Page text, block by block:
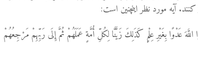
آیه مورد نظر اینچنین است:
اللَّهَ عَدْوًا بِغَيْرِ عِلْمٍ كَذَلِكَ زَيَّنَّا لِكُلِّ أُمَّةٍ عَمَلَهُمْ ثُمَّ إِلَى رَبِّهِمْ مَرْجِعُهُمْ